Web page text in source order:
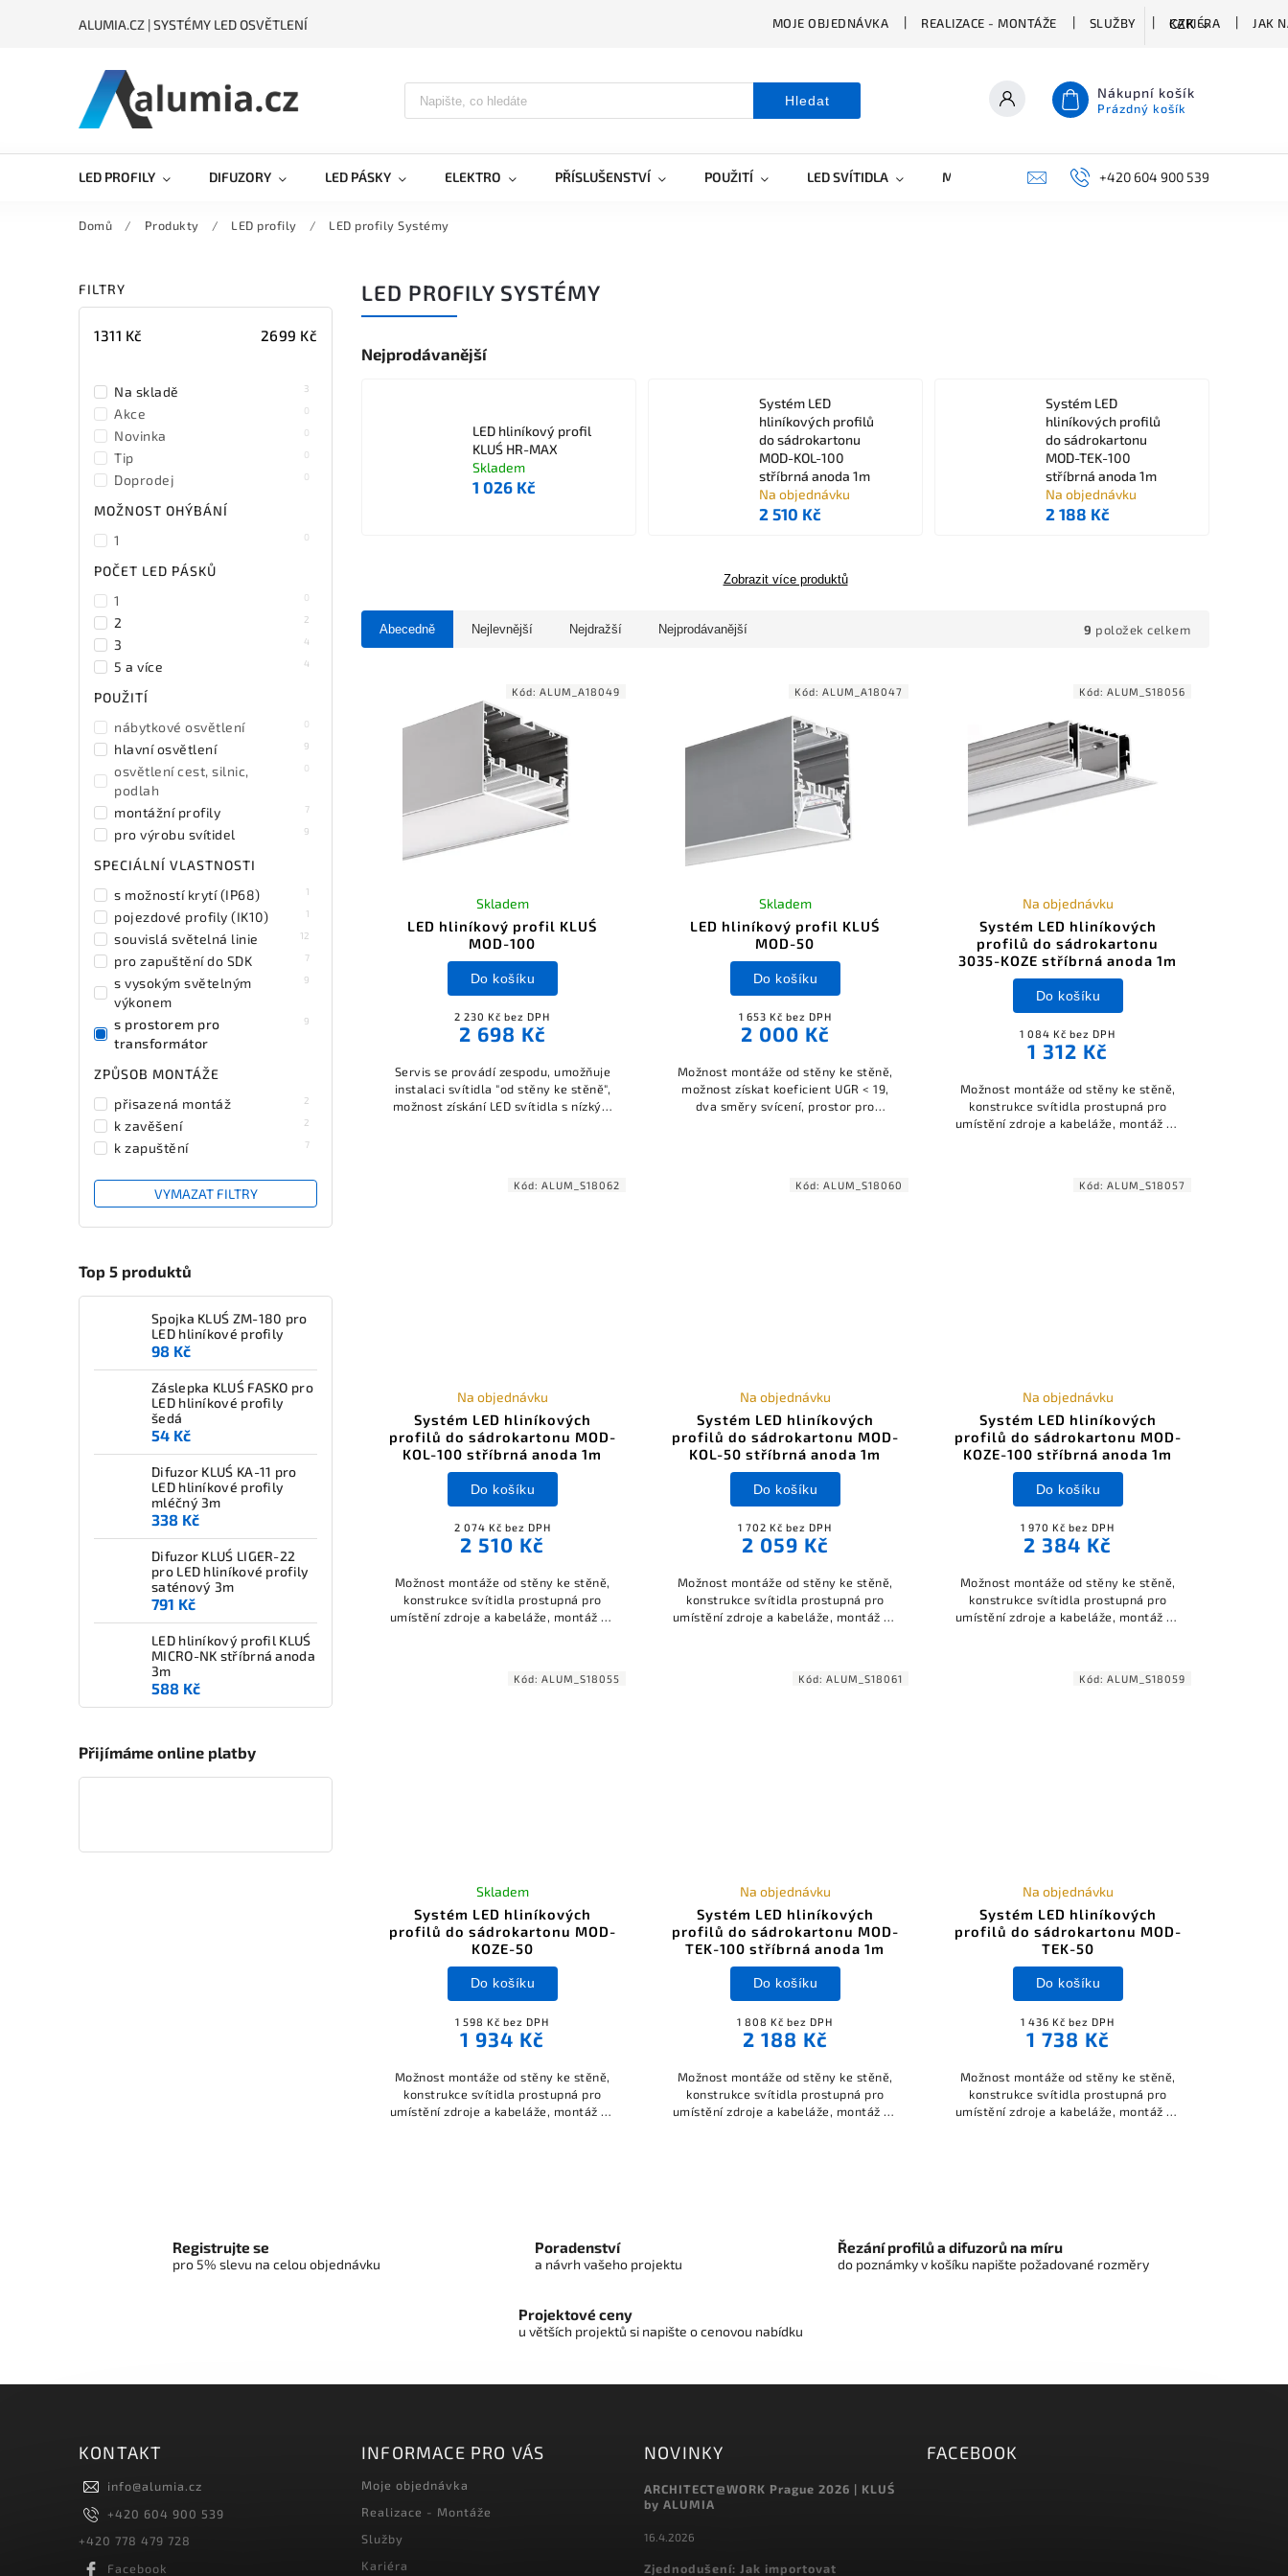
ALUMIA.CZ | SYSTÉMY LED OSVĚTLENÍ MOJE OBJEDNÁVKA REALIZACE - MONTÁŽE SLUŽBY KARIÉRA JAK
CZK
Hledat Nákupní košík
Prázdný košík
LED PROFILY DIFUZORY LED PÁSKY ELEKTRO PŘÍSLUŠENSTVÍ POUŽITÍ LED SVÍTIDLA MARKETING KONTAKTY+420 604 900 539
Domů / Produkty / LED profily / LED profily Systémy
FILTRY
1311 Kč 2699 Kč
Na skladě 3
Akce 0
Novinka 0
Tip 0
Doprodej 0
MOŽNOST OHÝBÁNÍ
1
0
POČET LED PÁSKŮ
1
0
2 2
3 4
5 a více 4
POUŽITÍ
nábytkové osvětlení
0
hlavní osvětlení 9
osvětlení cest, silnic,
podlah
0
montážní profily 7
pro výrobu svítidel 9
SPECIÁLNÍ VLASTNOSTI
s možností krytí (IP68)
1
pojezdové profily (IK10) 1
souvislá světelná linie 12
pro zapuštění do SDK 7
s vysokým světelným
výkonem
9
s prostorem pro
transformátor
9
ZPŮSOB MONTÁŽE
přisazená montáž
2
k zavěšení 2
k zapuštění 7
VYMAZAT FILTRY
Top 5 produktů
Spojka KLUŚ ZM-180 pro
LED hliníkové profily
98 Kč
Záslepka KLUŚ FASKO pro
LED hliníkové profily
šedá
54 Kč
Difuzor KLUŚ KA-11 pro
LED hliníkové profily
mléčný 3m
338 Kč
Difuzor KLUŚ LIGER-22
pro LED hliníkové profily
saténový 3m
791 Kč
LED hliníkový profil KLUŚ
MICRO-NK stříbrná anoda
3m
588 Kč
Přijímáme online platby
LED PROFILY SYSTÉMY
Nejprodávanější
LED hliníkový profil
KLUŚ HR-MAX
Skladem
1 026 Kč
Systém LED
hliníkových profilů
do sádrokartonu
MOD-KOL-100
stříbrná anoda 1m
Na objednávku
2 510 Kč
Systém LED
hliníkových profilů
do sádrokartonu
MOD-TEK-100
stříbrná anoda 1m
Na objednávku
2 188 Kč
Zobrazit více produktů
Abecedně Nejlevnější Nejdražší Nejprodávanější 9 položek celkem
LED hliníkový profil KLUŚ
MOD-100
Skladem
2 230 Kč bez DPH
2 698 Kč
Do košíku
Servis se provádí zespodu, umožňuje
instalaci svítidla "od stěny ke stěně",
možnost získání LED svítidla s nízkým
pro pohodlnou montáž a demontáž,
Kód:ALUM_A18049
LED hliníkový profil KLUŚ
MOD-50
Skladem
1 653 Kč bez DPH
2 000 Kč
Do košíku
Možnost montáže od stěny ke stěně,
možnost získat koeficient UGR < 19,
dva směry svícení, prostor pro
Kód:ALUM_A18047
Systém LED hliníkových
profilů do sádrokartonu
3035-KOZE stříbrná anoda 1m
Na objednávku
1 084 Kč bez DPH
1 312 Kč
Do košíku
Možnost montáže od stěny ke stěně,
konstrukce svítidla prostupná pro
umístění zdroje a kabeláže, montáž do
Kód:ALUM_S18056
Systém LED hliníkových
profilů do sádrokartonu MOD-
KOL-100 stříbrná anoda 1m
Na objednávku
2 074 Kč bez DPH
2 510 Kč
Do košíku
Možnost montáže od stěny ke stěně,
konstrukce svítidla prostupná pro
umístění zdroje a kabeláže, montáž do
záslepky a difuzor.
Kód:ALUM_S18062
Systém LED hliníkových
profilů do sádrokartonu MOD-
KOL-50 stříbrná anoda 1m
Na objednávku
1 702 Kč bez DPH
2 059 Kč
Do košíku
Možnost montáže od stěny ke stěně,
konstrukce svítidla prostupná pro
umístění zdroje a kabeláže, montáž do
záslepky a difuzor.
Kód:ALUM_S18060
Systém LED hliníkových
profilů do sádrokartonu MOD-
KOZE-100 stříbrná anoda 1m
Na objednávku
1 970 Kč bez DPH
2 384 Kč
Do košíku
Možnost montáže od stěny ke stěně,
konstrukce svítidla prostupná pro
umístění zdroje a kabeláže, montáž do
Kód:ALUM_S18057
Systém LED hliníkových
profilů do sádrokartonu MOD-
KOZE-50
Skladem
1 598 Kč bez DPH
1 934 Kč
Do košíku
Možnost montáže od stěny ke stěně,
konstrukce svítidla prostupná pro
umístění zdroje a kabeláže, montáž do
Kód:ALUM_S18055
Systém LED hliníkových
profilů do sádrokartonu MOD-
TEK-100 stříbrná anoda 1m
Na objednávku
1 808 Kč bez DPH
2 188 Kč
Do košíku
Možnost montáže od stěny ke stěně,
konstrukce svítidla prostupná pro
umístění zdroje a kabeláže, montáž do
Kód:ALUM_S18061
Systém LED hliníkových
profilů do sádrokartonu MOD-
TEK-50
Na objednávku
1 436 Kč bez DPH
1 738 Kč
Do košíku
Možnost montáže od stěny ke stěně,
konstrukce svítidla prostupná pro
umístění zdroje a kabeláže, montáž do
Kód:ALUM_S18059
Registrujte se
pro 5% slevu na celou objednávku
Poradenství
a návrh vašeho projektu
Řezání profilů a difuzorů na míru
do poznámky v košíku napište požadované rozměry
Projektové ceny
u větších projektů si napište o cenovou nabídku
KONTAKT
info@alumia.cz
+420 604 900 539
+420 778 479 728
Facebook
INFORMACE PRO VÁS
Moje objednávka
Realizace - Montáže
Služby
Kariéra
NOVINKY
ARCHITECT@WORK Prague 2026 | KLUŚ
by ALUMIA
16.4.2026
Zjednodušení: Jak importovat
FACEBOOK